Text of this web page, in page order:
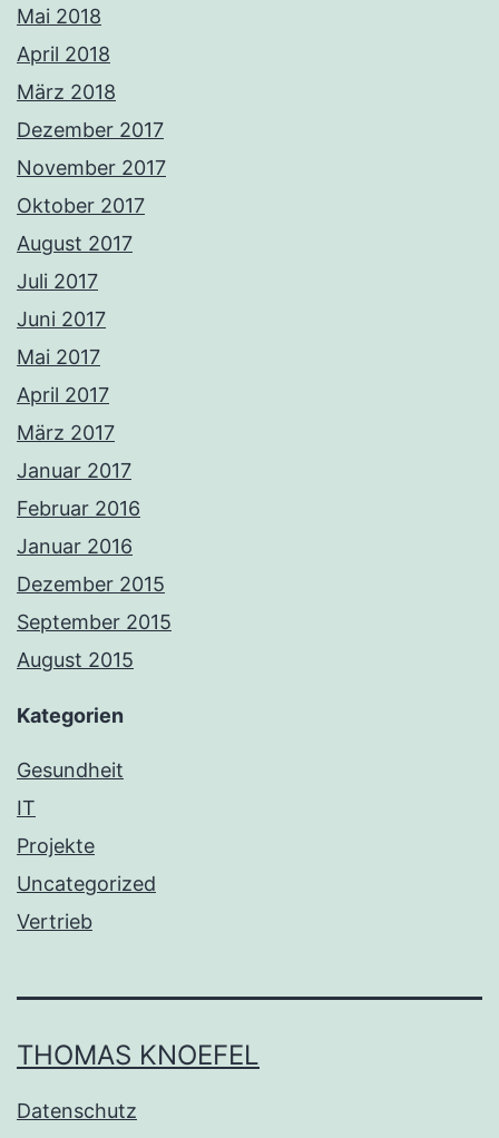
Mai 2018
April 2018
März 2018
Dezember 2017
November 2017
Oktober 2017
August 2017
Juli 2017
Juni 2017
Mai 2017
April 2017
März 2017
Januar 2017
Februar 2016
Januar 2016
Dezember 2015
September 2015
August 2015
Kategorien
Gesundheit
IT
Projekte
Uncategorized
Vertrieb
THOMAS KNOEFEL
Datenschutz